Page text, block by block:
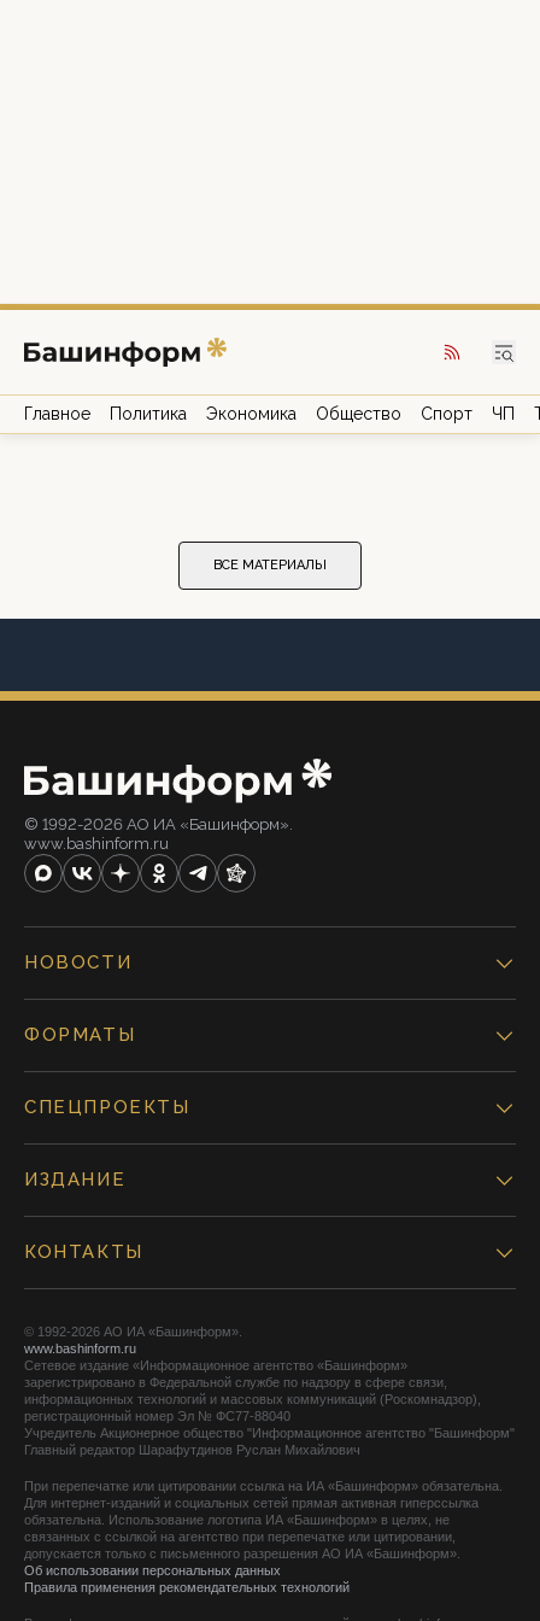
Главное Политика Экономика Общество Спорт ЧП
ВСЕ МАТЕРИАЛЫ
© 1992-2026 АО ИА «Башинформ».
www.bashinform.ru
НОВОСТИ
ФОРМАТЫ
СПЕЦПРОЕКТЫ
ИЗДАНИЕ
КОНТАКТЫ
© 1992-2026 АО ИА «Башинформ».
www.bashinform.ru
Сетевое издание «Информационное агентство «Башинформ»
зарегистрировано в Федеральной службе по надзору в сфере связи,
информационных технологий и массовых коммуникаций (Роскомнадзор),
регистрационный номер Эл № ФС77-88040
Учредитель Акционерное общество "Информационное агентство "Башинформ"
Главный редактор Шарафутдинов Руслан Михайлович
При перепечатке или цитировании ссылка на ИА «Башинформ» обязательна.
Для интернет-изданий и социальных сетей прямая активная гиперссылка
обязательна. Использование логотипа ИА «Башинформ» в целях, не
связанных с ссылкой на агентство при перепечатке или цитировании,
допускается только с письменного разрешения АО ИА «Башинформ».
Об использовании персональных данных
Правила применения рекомендательных технологий